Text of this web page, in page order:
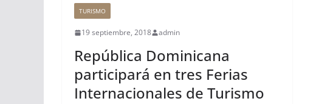
TURISMO
19 septiembre, 2018 admin
República Dominicana
participará en tres Ferias
Internacionales de Turismo